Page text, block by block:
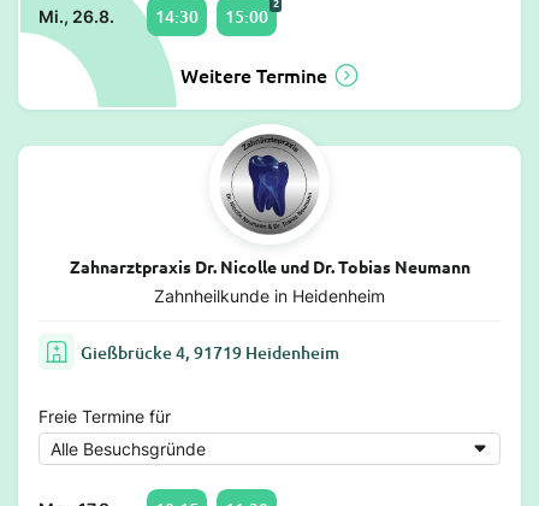
Mi., 26.8. 14:30 15:00
Weitere Termine
Zahnarztpraxis Dr. Nicolle und Dr. Tobias Neumann
Zahnheilkunde in Heidenheim
Gießbrücke 4, 91719 Heidenheim
Freie Termine für